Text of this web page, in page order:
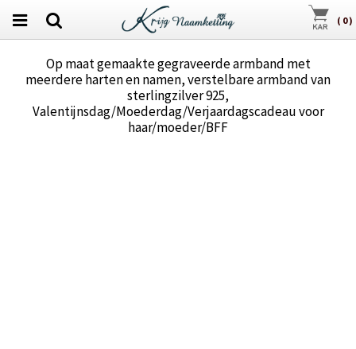
( 0)
Op maat gemaakte gegraveerde armband met
meerdere harten en namen, verstelbare armband van
sterlingzilver 925,
Valentijnsdag/Moederdag/Verjaardagscadeau voor
haar/moeder/BFF